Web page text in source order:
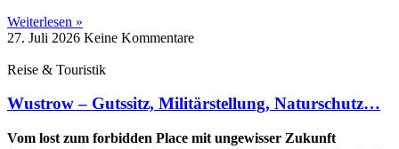
Weiterlesen »
27. Juli 2026 Keine Kommentare
Reise & Touristik
Wustrow – Gutssitz, Militärstellung, Naturschutz…
Vom lost zum forbidden Place mit ungewisser Zukunft